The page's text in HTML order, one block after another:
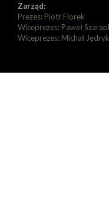
Zarząd:
Prezes: Piotr Florek
Wiceprezes: Paweł
Wiceprezes: Michał